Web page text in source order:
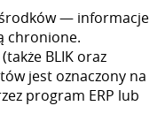
środków — informacje
chronione.
BLIK oraz
jest oznaczony na
program ERP lub